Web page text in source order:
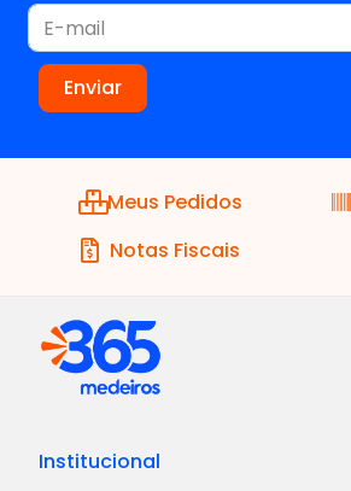
Meus Pedidos
Notas Fiscais
Institucional